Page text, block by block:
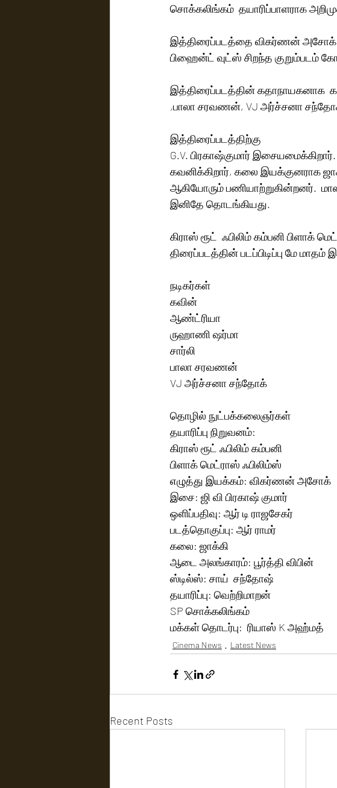
சொக்கலிங்கம்  தயாரிப்பாளராக
இத்திரைப்படத்தை விகர்ணன் அசோக்
பிஹைன்ட் வுட்ஸ் சிறந்த குறும்படம்
இத்திரைப்படத்தின் கதாநாயகனாக
,பாலா சரவணன், VJ அர்ச்சனா சந்தோக்
இத்திரைப்படத்திற்கு
G.V. பிரகாஷ்குமார்
கவனிக்கிறார், கலை இயக்குனராக
ஆகியோரும் பணியாற்றுகின்றனர்.
இனிதே தொடங்கியது.
கிராஸ் ரூட்  ஃபிலிம் கம்பனி பிளாக்
திரைப்படத்தின் படப்பிடிப்பு மே
நடிகர்கள்
கவின்
ஆண்ட்ரியா
ருஹாணி ஷர்மா
சார்லி
பாலா சரவணன்
VJ அர்ச்சனா சந்தோக்
தொழில் நுட்பக்கலைஞர்கள்
தயாரிப்பு நிறுவனம்:
கிராஸ் ரூட் ஃபிலிம் கம்பனி
பிளாக் மெட்ராஸ் ஃபிலிம்ஸ்
எழுத்து இயக்கம்: விகர்ணன் அசோக்
இசை: ஜி வி பிரகாஷ் குமார்
ஒளிப்பதிவு: ஆர் டி ராஜசேகர்
படத்தொகுப்பு: ஆர் ராமர்
கலை: ஜாக்கி
ஆடை அலங்காரம்: பூர்த்தி விபின்
ஸ்டில்ஸ்: சாய்  சந்தோஷ்
தயாரிப்பு: வெற்றிமாறன்
SP சொக்கலிங்கம்
மக்கள் தொடர்பு:  ரியாஸ் K அஹ்மத்
Cinema News Latest News
Recent Posts